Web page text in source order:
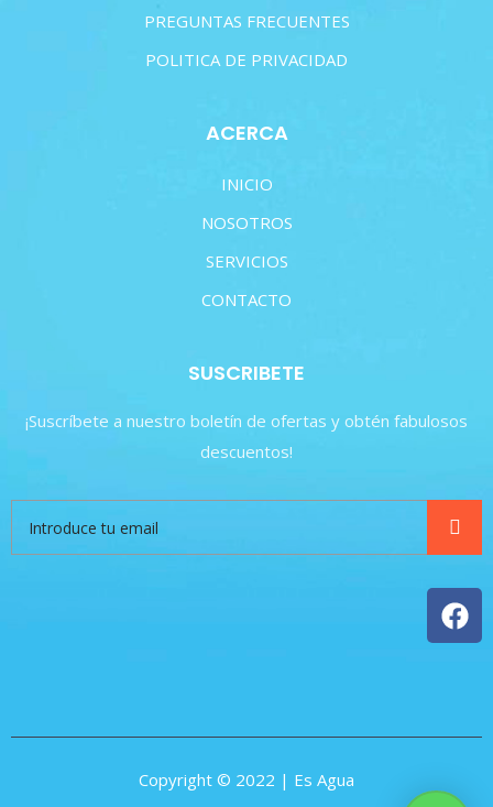
PREGUNTAS FRECUENTES
POLITICA DE PRIVACIDAD
ACERCA
INICIO
NOSOTROS
SERVICIOS
CONTACTO
SUSCRIBETE
¡Suscríbete a nuestro boletín de ofertas y obtén fabulosos
descuentos!
Copyright © 2022 | Es Agua